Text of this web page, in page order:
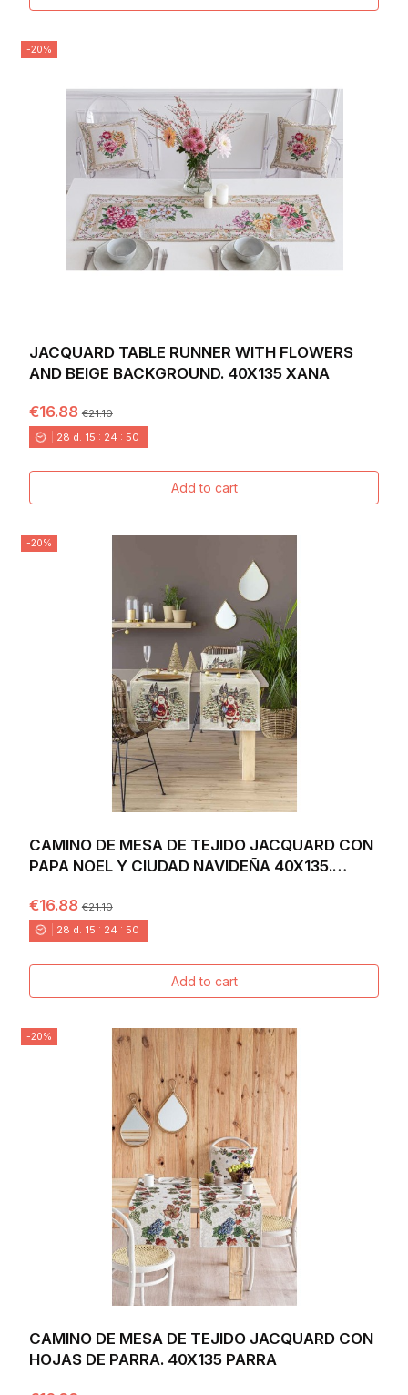
-20%
JACQUARD TABLE RUNNER WITH FLOWERS
AND BEIGE BACKGROUND. 40X135 XANA
€16.88€21.10
28 d. 15 : 24 : 49
Add to cart
-20%
CAMINO DE MESA DE TEJIDO JACQUARD CON
PAPA NOEL Y CIUDAD NAVIDEÑA 40X135.
€16.88€21.10
28 d. 15 : 24 : 49
Add to cart
-20%
CAMINO DE MESA DE TEJIDO JACQUARD CON
HOJAS DE PARRA. 40X135 PARRA